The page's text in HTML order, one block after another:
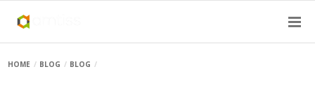
HOME BLOG BLOG